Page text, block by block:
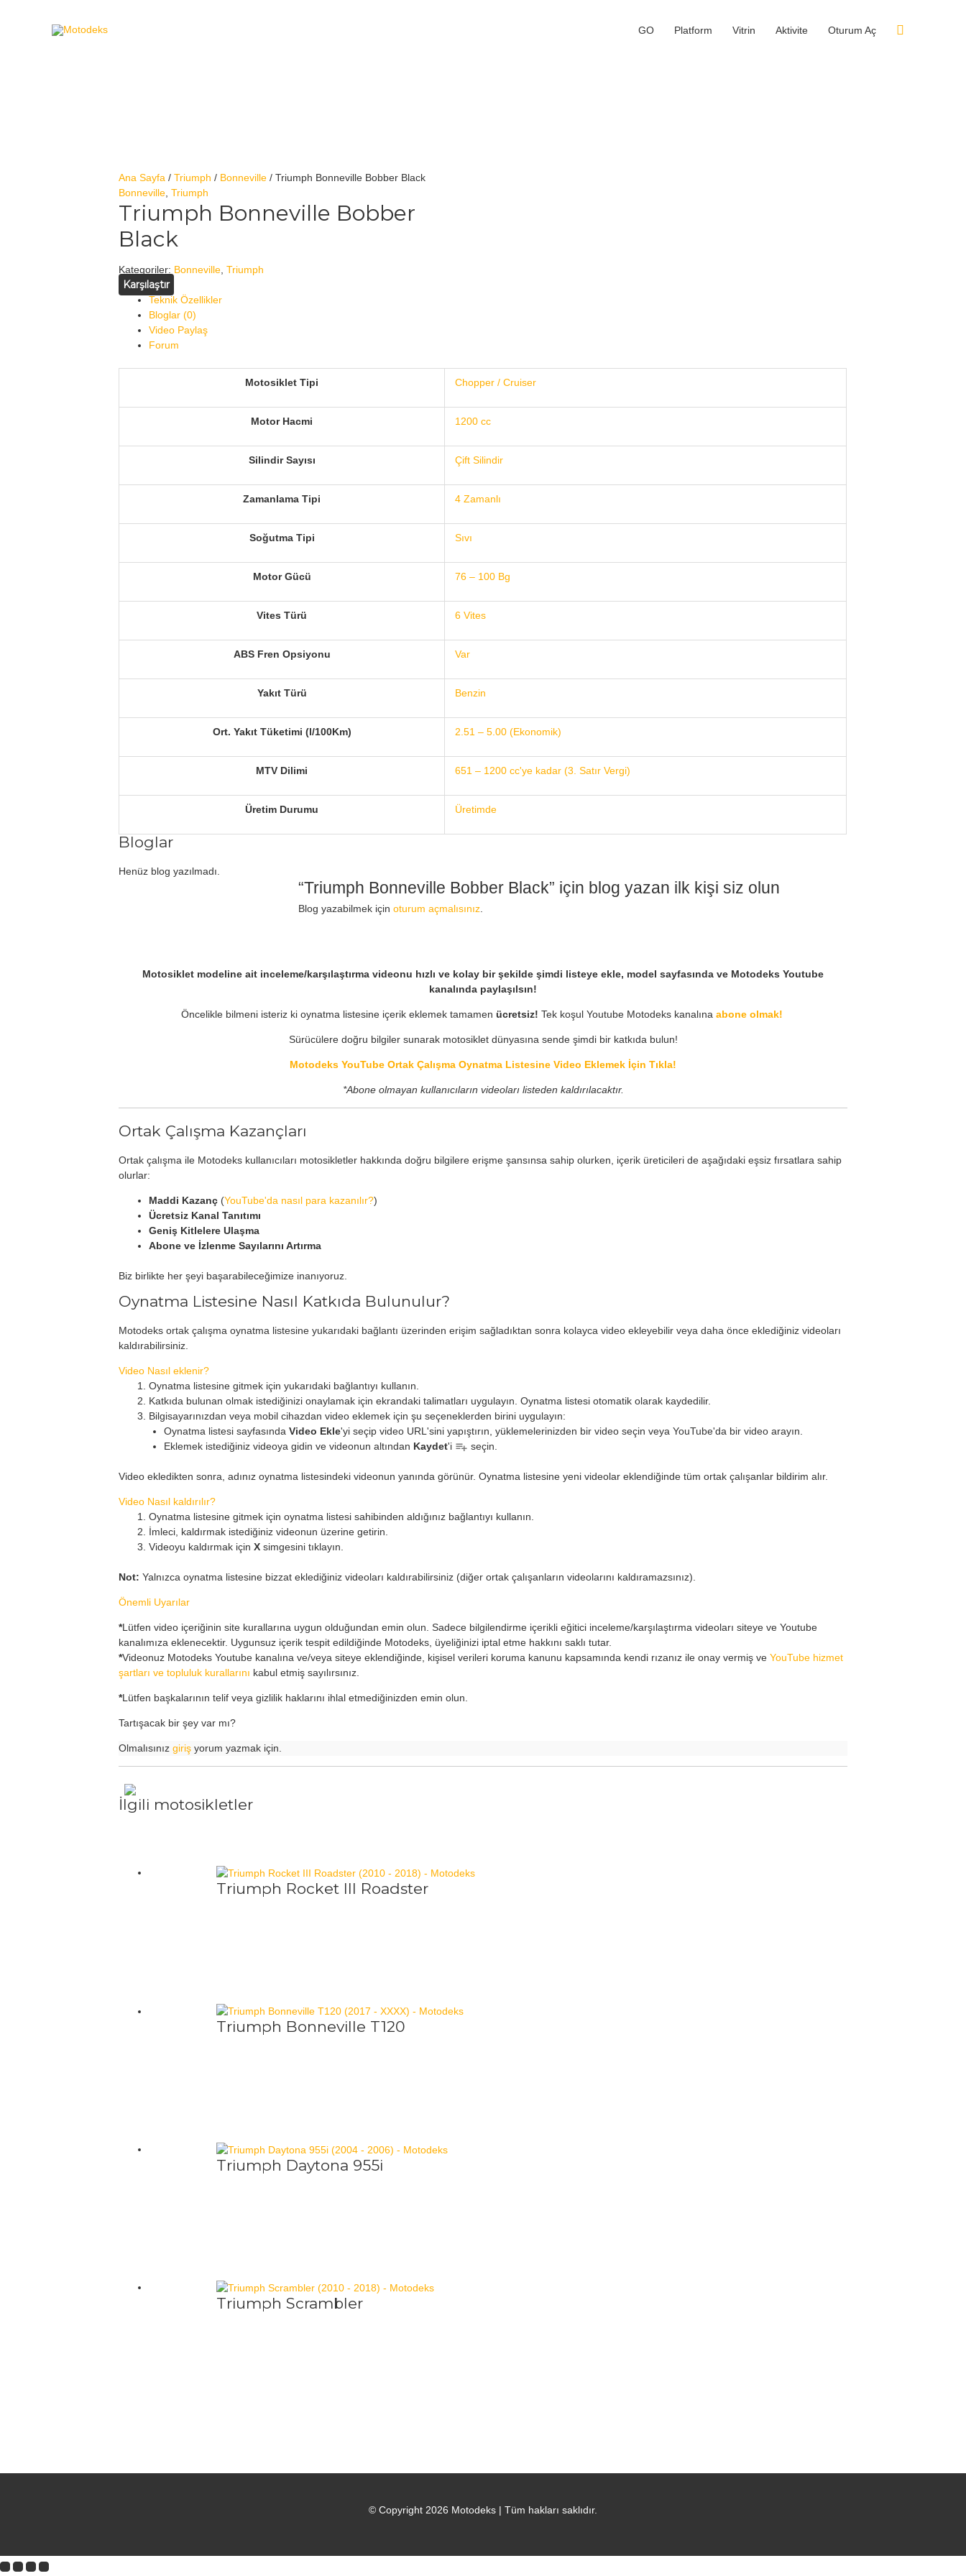
GO Platform Vitrin Aktivite Oturum Aç Arama
Ana Sayfa /Triumph / Bonneville / Triumph Bonneville Bobber Black
Bonneville ,Triumph
Triumph Bonneville Bobber
Black
Kategoriler: Bonneville ,Triumph
Karşılaştır
Teknik Özellikler
Bloglar (0)
Video Paylaş
Forum
Motosiklet Tipi Chopper / Cruiser
Motor Hacmi 1200 cc
Silindir Sayısı Çift Silindir
Zamanlama Tipi 4 Zamanlı
Soğutma Tipi Sıvı
Motor Gücü 76 – 100 Bg
Vites Türü 6 Vites
ABS Fren Opsiyonu Var
Yakıt Türü Benzin
Ort. Yakıt Tüketimi (l/100Km) 2.51 – 5.00 (Ekonomik)
MTV Dilimi 651 – 1200 cc'ye kadar (3. Satır Vergi)
Üretim Durumu Üretimde
Bloglar
Henüz blog yazılmadı.
“Triumph Bonneville Bobber Black” için blog yazan ilk kişi siz olun
Blog yazabilmek içinoturum açmalısınız
Motosiklet modeline ait inceleme/karşılaştırma videonu hızlı ve kolay bir şekilde şimdi listeye ekle, model sayfasında ve Motodeks Youtube
kanalında paylaşılsın!
Öncelikle bilmeni isteriz ki oynatma listesine içerik eklemek tamamen ücretsiz! Tek koşul Youtube Motodeks kanalına abone olmak!
Sürücülere doğru bilgiler sunarak motosiklet dünyasına sende şimdi bir katkıda bulun!
Motodeks YouTube Ortak Çalışma Oynatma Listesine Video Eklemek İçin Tıkla!
*Abone olmayan kullanıcıların videoları listeden kaldırılacaktır.
Ortak Çalışma Kazançları
Ortak çalışma ile Motodeks kullanıcıları motosikletler hakkında doğru bilgilere erişme şansınsa sahip olurken, içerik üreticileri de aşağıdaki eşsiz fırsatlara sahip
olurlar:
Maddi Kazanç (YouTube'da nasıl para kazanılır?)
Ücretsiz Kanal Tanıtımı
Geniş Kitlelere Ulaşma
Abone ve İzlenme Sayılarını Artırma
Biz birlikte her şeyi başarabileceğimize inanıyoruz.
Oynatma Listesine Nasıl Katkıda Bulunulur?
Motodeks ortak çalışma oynatma listesine yukarıdaki bağlantı üzerinden erişim sağladıktan sonra kolayca video ekleyebilir veya daha önce eklediğiniz videoları
kaldırabilirsiniz.
Video Nasıl eklenir?
Oynatma listesine gitmek için yukarıdaki bağlantıyı kullanın.
Katkıda bulunan olmak istediğinizi onaylamak için ekrandaki talimatları uygulayın. Oynatma listesi otomatik olarak kaydedilir.
Bilgisayarınızdan veya mobil cihazdan video eklemek için şu seçeneklerden birini uygulayın:
Oynatma listesi sayfasındaVideo Ekle'yi seçip video URL'sini yapıştırın, yüklemelerinizden bir video seçin veya YouTube'da bir video arayın.
Eklemek istediğiniz videoya gidin ve videonun altından Kaydet'i seçin.
Video ekledikten sonra, adınız oynatma listesindeki videonun yanında görünür. Oynatma listesine yeni videolar eklendiğinde tüm ortak çalışanlar bildirim alır.
Video Nasıl kaldırılır?
Oynatma listesine gitmek için oynatma listesi sahibinden aldığınız bağlantıyı kullanın.
İmleci, kaldırmak istediğiniz videonun üzerine getirin.
Videoyu kaldırmak içinX simgesini tıklayın.
Not: Yalnızca oynatma listesine bizzat eklediğiniz videoları kaldırabilirsiniz (diğer ortak çalışanların videolarını kaldıramazsınız).
Önemli Uyarılar
*Lütfen video içeriğinin site kurallarına uygun olduğundan emin olun. Sadece bilgilendirme içerikli eğitici inceleme/karşılaştırma videoları siteye ve Youtube
kanalımıza eklenecektir. Uygunsuz içerik tespit edildiğinde Motodeks, üyeliğinizi iptal etme hakkını saklı tutar.
*Videonuz Motodeks Youtube kanalına ve/veya siteye eklendiğinde, kişisel verileri koruma kanunu kapsamında kendi rızanız ile onay vermiş veYouTube hizmet
şartları ve topluluk kurallarını kabul etmiş sayılırsınız.
*Lütfen başkalarının telif veya gizlilik haklarını ihlal etmediğinizden emin olun.
Tartışacak bir şey var mı?
Olmalısınızgiriş yorum yazmak için.
İlgili motosikletler
Triumph Rocket III Roadster
Triumph Bonneville T120
Triumph Daytona 955i
Triumph Scrambler
© Copyright 2026 Motodeks | Tüm hakları saklıdır.